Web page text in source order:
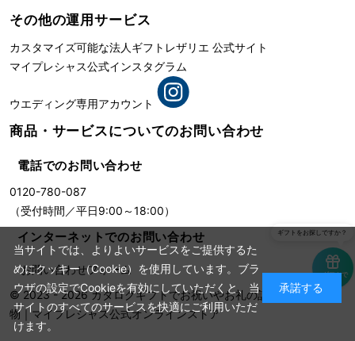
その他の運用サービス
カスタマイズ可能な法人ギフト レザリエ 公式サイト
マイプレシャス公式インスタグラム
ウエディング専用アカウント
商品・サービスについてのお問い合わせ
電話でのお問い合わせ
0120-780-087
（受付時間／平日9:00～18:00）
インターネットでのお問い合わせ
お問い合わせフォーム
© 2023 - 2026カタログギフトでお祝いやお礼の記念に残る贈り
物｜マイプレシャス公式オンラインストア
当サイトでは、よりよいサービスをご提供するた
めにクッキー（Cookie）を使用しています。ブラ
ウザの設定でCookieを有効にしていただくと、当
サイトのすべてのサービスを快適にご利用いただ
けます。
承諾する
eギフトで
ギフトをお探しですか？